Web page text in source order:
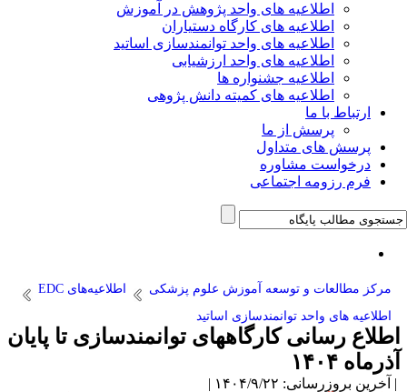
اطلاعیه های واحد پژوهش در آموزش
اطلاعیه های کارگاه دستیاران
اطلاعیه های واحد توانمندسازی اساتید
اطلاعیه های واحد ارزشیابی
اطلاعیه جشنواره ها
اطلاعیه های کمیته دانش پژوهی
ارتباط با ما
پرسش از ما
پرسش های متداول
درخواست مشاوره
فرم رزومه اجتماعی
مرکز مطالعات و توسعه آموزش علوم پزشکی
اطلاعیه‌های EDC
اطلاعیه های واحد توانمندسازی اساتید
اطلاع رسانی کارگاههای توانمندسازی تا پایان
آذرماه ۱۴۰۴
| آخرین بروزرسانی: ۱۴۰۴/۹/۲۲ |